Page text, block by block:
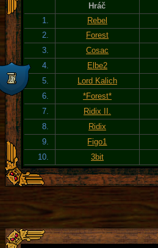
Hráč
1.
Rebel
2.
Forest
3.
Cosac
4.
Elbe2
5.
Lord Kalich
6.
*Forest*
7.
Ridix II.
8.
Ridix
9.
Figo1
10.
3bit